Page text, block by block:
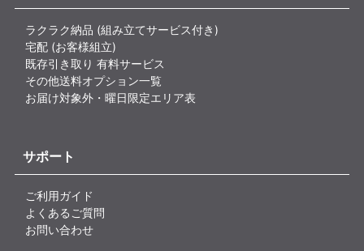
ラクラク納品 (組み立てサービス付き)
宅配 (お客様組立)
既存引き取り 有料サービス
その他送料オプション一覧
お届け対象外・曜日限定エリア表
サポート
ご利用ガイド
よくあるご質問
お問い合わせ